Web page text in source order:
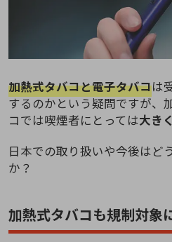
加熱式タバコと電子タバコは
するのかという疑問ですが、
コでは喫煙者にとっては大き
日本での取り扱いや今後はど
か？
加熱式タバコも規制対象